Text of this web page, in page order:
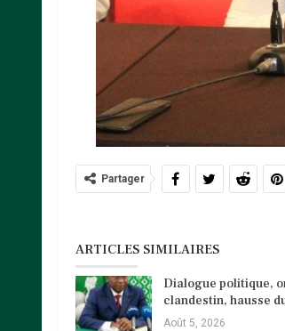
Partager
ARTICLES SIMILAIRES
Dialogue politique,
clandestin, hausse
Août 5, 2026